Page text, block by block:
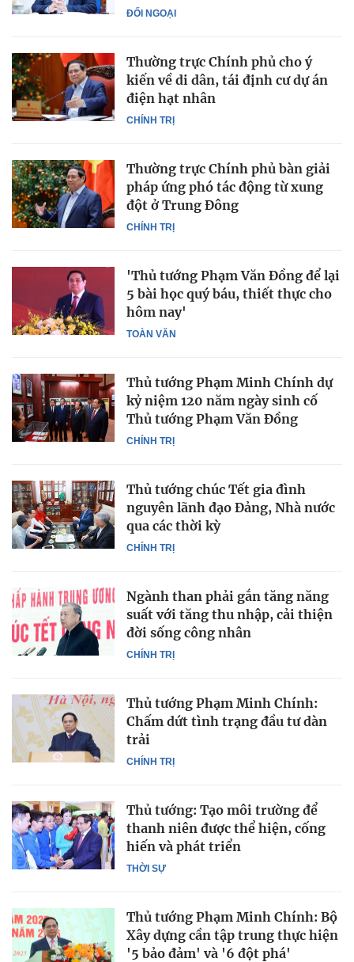
ĐỐI NGOẠI
CHÍNH TRỊ
Thường trực Chính phủ cho ý
kiến về di dân, tái định cư dự án
điện hạt nhân
CHÍNH TRỊ
Thường trực Chính phủ bàn giải
pháp ứng phó tác động từ xung
đột ở Trung Đông
TOÀN VĂN
'Thủ tướng Phạm Văn Đồng để lại
5 bài học quý báu, thiết thực cho
hôm nay'
CHÍNH TRỊ
Thủ tướng Phạm Minh Chính dự
kỷ niệm 120 năm ngày sinh cố
Thủ tướng Phạm Văn Đồng
CHÍNH TRỊ
Thủ tướng chúc Tết gia đình
nguyên lãnh đạo Đảng, Nhà nước
qua các thời kỳ
CHÍNH TRỊ
Ngành than phải gắn tăng năng
suất với tăng thu nhập, cải thiện
đời sống công nhân
CHÍNH TRỊ
Thủ tướng Phạm Minh Chính:
Chấm dứt tình trạng đầu tư dàn
trải
THỜI SỰ
Thủ tướng: Tạo môi trường để
thanh niên được thể hiện, cống
hiến và phát triển
Thủ tướng Phạm Minh Chính: Bộ
Xây dựng cần tập trung thực hiện
'5 bảo đảm' và '6 đột phá'